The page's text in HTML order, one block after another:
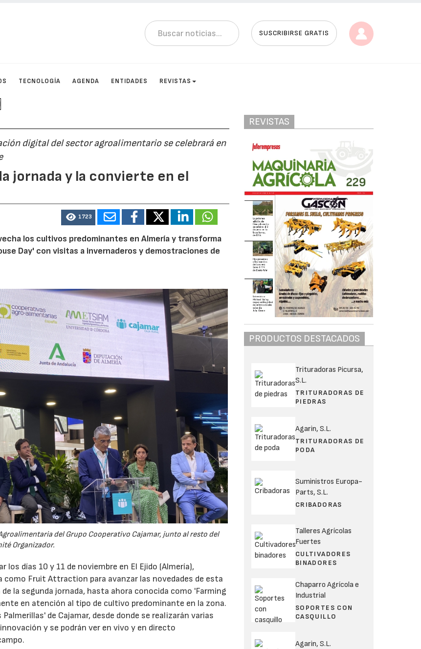
SUSCRIBIRSE GRATIS
TECNOLOGÍA AGENDA ENTIDADES REVISTAS
digital del sector agroalimentario se celebrará en
jornada y la convierte en el
1723
los cultivos predominantes en Almería y transforma
Day' con visitas a invernaderos y demostraciones de
del Grupo Cooperativo Cajamar, junto al resto del
Organizador.
los días 10 y 11 de noviembre en El Ejido (Almería),
como Fruit Attraction para avanzar las novedades de esta
la segunda jornada, hasta ahora conocida como 'Farming
en atención al tipo de cultivo predominante en la zona.
de Cajamar, desde donde se realizarán varias
y se podrán ver en vivo y en directo
REVISTAS
PRODUCTOS DESTACADOS
Trituradoras Picursa,
S.L.
TRITURADORAS DE
PIEDRAS
Agarin, S.L.
TRITURADORAS DE
PODA
Suministros Europa-
Parts, S.L.
CRIBADORAS
Talleres Agrícolas
Fuertes
CULTIVADORES
BINADORES
Chaparro Agrícola e
Industrial
SOPORTES CON
CASQUILLO
Agarin, S.L.